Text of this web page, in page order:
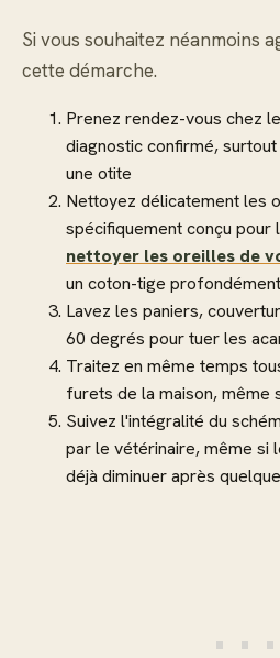
Si vous souhaitez néanmoins
cette démarche.
Prenez rendez-vous chez
diagnostic confirmé,
une otite
Nettoyez délicatement les
spécifiquement conçu pour
nettoyer les oreilles de
un coton-tige
Lavez les paniers,
60 degrés pour tuer les
Traitez en même temps
furets de la maison, même
Suivez l'intégralité du
par le vétérinaire, même si
déjà diminuer après